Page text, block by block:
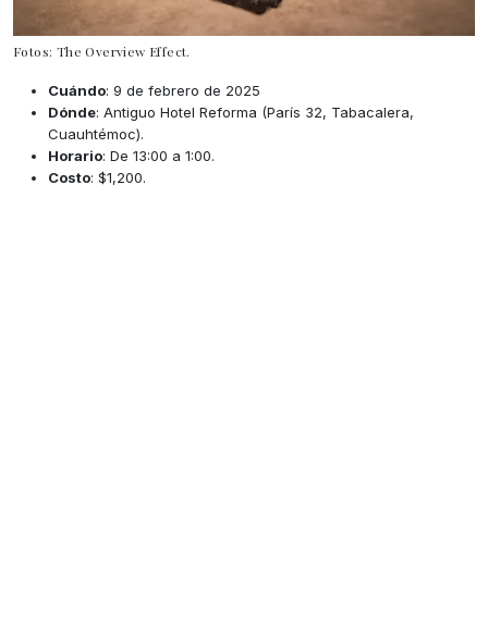
Fotos: The Overview Effect.
Cuándo: 9 de febrero de 2025
Dónde: Antiguo Hotel Reforma (París 32, Tabacalera,
Cuauhtémoc).
Horario: De 13:00 a 1:00.
Costo: $1,200.